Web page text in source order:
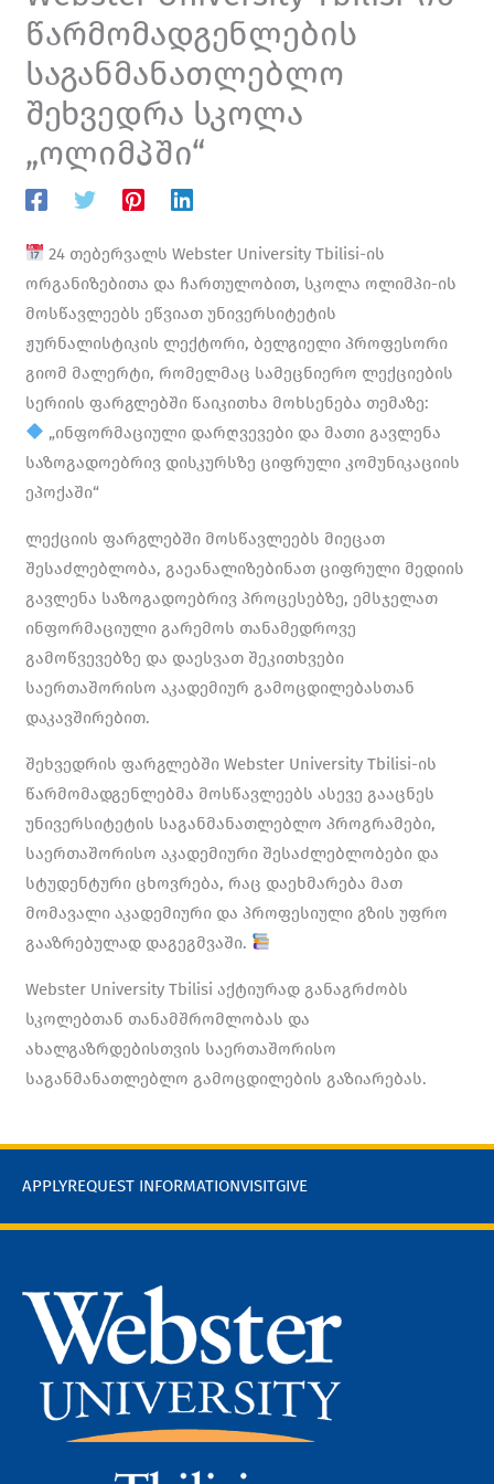
წარმომადგენლების
საგანმანათლებლო
შეხვედრა სკოლა
„ოლიმპში“
24 თებერვალს Webster University Tbilisi-ის
ორგანიზებითა და ჩართულობით, სკოლა ოლიმპი-ის
მოსწავლეებს ეწვიათ უნივერსიტეტის
ჟურნალისტიკის ლექტორი, ბელგიელი პროფესორი
გიომ მალერტი, რომელმაც სამეცნიერო ლექციების
სერიის ფარგლებში წაიკითხა მოხსენება თემაზე:
„ინფორმაციული დარღვევები და მათი გავლენა
საზოგადოებრივ დისკურსზე ციფრული კომუნიკაციის
ეპოქაში“
ლექციის ფარგლებში მოსწავლეებს მიეცათ
შესაძლებლობა, გაეანალიზებინათ ციფრული მედიის
გავლენა საზოგადოებრივ პროცესებზე, ემსჯელათ
ინფორმაციული გარემოს თანამედროვე
გამოწვევებზე და დაესვათ შეკითხვები
საერთაშორისო აკადემიურ გამოცდილებასთან
დაკავშირებით.
შეხვედრის ფარგლებში Webster University Tbilisi-ის
წარმომადგენლებმა მოსწავლეებს ასევე გააცნეს
უნივერსიტეტის საგანმანათლებლო პროგრამები,
საერთაშორისო აკადემიური შესაძლებლობები და
სტუდენტური ცხოვრება, რაც დაეხმარება მათ
მომავალი აკადემიური და პროფესიული გზის უფრო
გააზრებულად დაგეგმვაში.
Webster University Tbilisi აქტიურად განაგრძობს
სკოლებთან თანამშრომლობას და
ახალგაზრდებისთვის საერთაშორისო
საგანმანათლებლო გამოცდილების გაზიარებას.
APPLYREQUEST INFORMATIONVISITGIVE